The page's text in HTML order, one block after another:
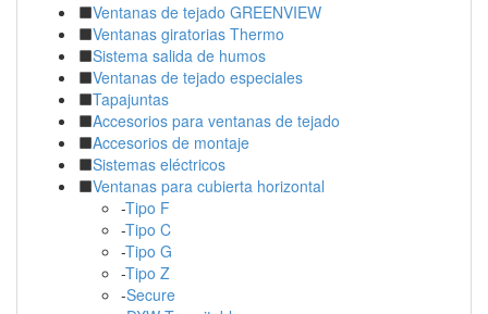
Ventanas de tejado GREENVIEW
Ventanas giratorias Thermo
Sistema salida de humos
Ventanas de tejado especiales
Tapajuntas
Accesorios para ventanas de tejado
Accesorios de montaje
Sistemas eléctricos
Ventanas para cubierta horizontal
-Tipo F
-Tipo C
-Tipo G
-Tipo Z
-Secure